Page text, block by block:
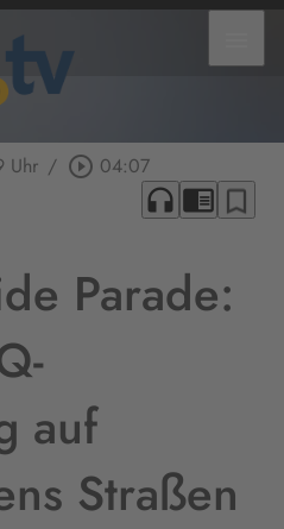
Uhr / play_circle_outline 04:07
headphones chrome_reader_mode bookmark_border
Parade:
auf
Straßen